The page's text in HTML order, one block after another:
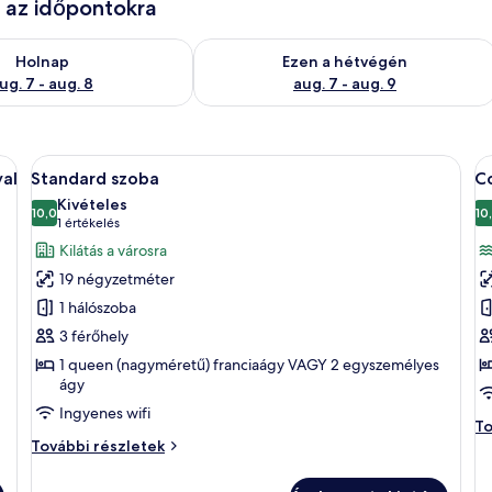
időpontokra
7
Holnap
7 - aug. 8
állás ellenőrzése: aug. 7 - aug. 8
Ezen a hétvégén
aug. 7 - aug. 9
A mostani hétvégi rendelkezésre állás
található egy ágy, egy éjjeliszekrény lámpával, egy függönnyel ellátott
A
következő
szoba
összes
képének
megtekintése:
Standard
szoba
Egy gondosan megterített ágy fehér
6
Standard szoba
10,010-ből 10,0
Kivételes
1 értékelés
(1
értékelés)
Kilátás a városra
19 négyzetméter
1 hálószoba
3 férőhely
1 queen (nagyméretű) franciaágy VAGY 2 egyszemélyes
ágy
Ingyenes wifi
További részletek
Standard
A